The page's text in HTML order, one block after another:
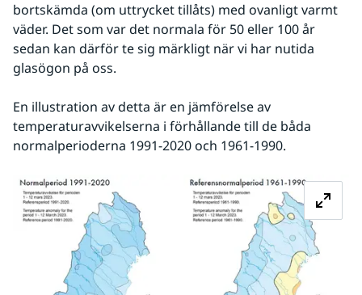
bortskämda (om uttrycket tillåts) med ovanligt varmt
väder. Det som var det normala för 50 eller 100 år
sedan kan därför te sig märkligt när vi har nutida
glasögon på oss.
En illustration av detta är en jämförelse av
temperaturavvikelserna i förhållande till de båda
normalperioderna 1991-2020 och 1961-1990.